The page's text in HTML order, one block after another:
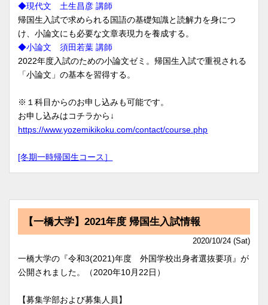
◆現代文 土生昌彦 講師
帰国生入試で求められる国語の基礎知識と読解力を身につ
け、小論文にも必要な文章表現力を養成する。
◆小論文 須田若葉 講師
2022年度入試のための小論文ゼミ。帰国生入試で重視される
「小論文」の基本を習得する。
※１科目からのお申し込みも可能です。
お申し込みはコチラから↓
https://www.yozemikikoku.com/contact/course.php
[冬期一時帰国生コース］
【一橋大学】2021年度 帰国生入試情報
2020/10/24 (Sat)
一橋大学の『令和3(2021)年度 外国学校出身者選抜要項』が
公開されました。（2020年10月22日）
【募集学部および募集人員】